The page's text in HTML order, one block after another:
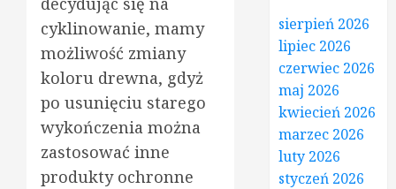
cyklinowanie, mamy
możliwość zmiany
koloru drewna, gdyż
po usunięciu starego
wykończenia można
zastosować inne
produkty ochronne
sierpień 2026
lipiec 2026
czerwiec 2026
maj 2026
kwiecień 2026
marzec 2026
luty 2026
styczeń 2026